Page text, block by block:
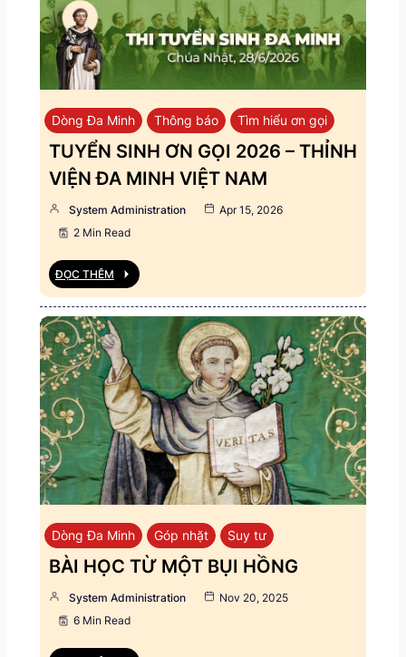
Dòng Đa Minh Thông báo Tìm hiểu ơn gọi
TUYỂN SINH ƠN GỌI 2026 – THỈNH
VIỆN ĐA MINH VIỆT NAM
System Administration
Apr 15, 2026
2 Min Read
ĐỌC THÊM
Dòng Đa Minh Góp nhặt Suy tư
BÀI HỌC TỪ MỘT BỤI HỒNG
System Administration
Nov 20, 2025
6 Min Read